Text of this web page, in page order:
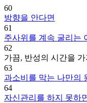
60
방향을 안다면
61
주사위를 계속 굴리는
62
가끔, 반성의 시간을
63
과소비를 막는 나만의
64
자신관리를 하지 못하